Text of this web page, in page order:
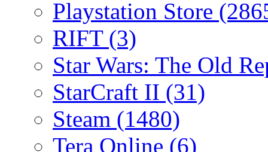
Playstation Store
RIFT (3)
Star Wars: The Old
StarCraft II (31)
Steam (1480)
Tera Online (6)